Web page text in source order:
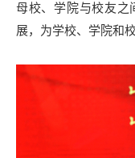
母校、学院与校友之
展，为学校、学院和